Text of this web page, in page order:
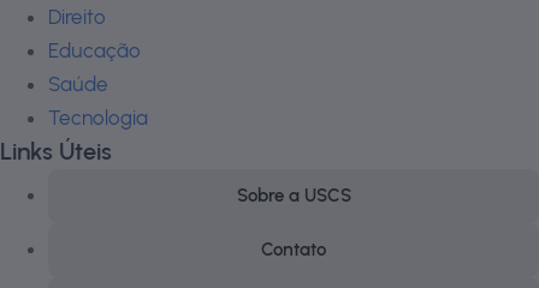
Direito
Educação
Saúde
Tecnologia
Links Úteis
Sobre a USCS
Contato